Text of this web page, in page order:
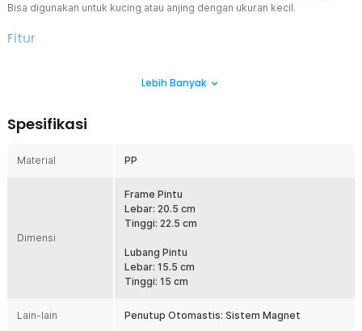
Bisa digunakan untuk kucing atau anjing dengan ukuran kecil.
Fitur
Pintu masuk kucing dilengkapi dengan mekanisme penguncian 4
berbeda, terbuka sepenuhnya, hanya masuk, hanya keluar, atau
dan memastikan keamanan rumah Anda dari hewan liar.
Dilengkapi dengan fitur magnetik, flap door akan menutup secara
otomatis setelah kucing melewatinya. Mekanisme ini membantu
menjaga pintu tetap tertutup rapat, mencegah angin atau debu
masuk, sekaligus menjaga suhu ruangan tetap stabil. Kucing Anda
dapat keluar masuk dengan nyaman tanpa perlu repot membuka
Material Kualitas Terbaik
kucing dirancang untuk tahan lama dan kokoh. Materialnya juga anti-
Lebih Banyak
Spesifikasi
Material PP
Dimensi
Frame Pintu
Lebar: 20.5 cm
Tinggi: 22.5 cm
Lubang Pintu
Lebar: 15.5 cm
Tinggi: 15 cm
Lain-lain Penutup Otomastis: Sistem Magnet